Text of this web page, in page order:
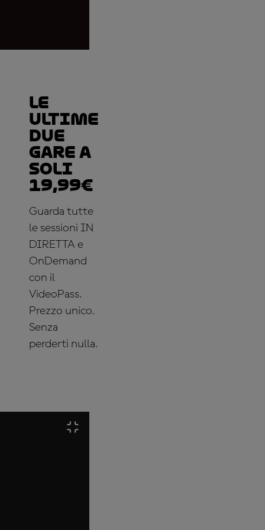
Le
ultime
due
gare a
soli
19,99€
Guarda tutte
le sessioni IN
DIRETTA e
OnDemand
con il
VideoPass.
Prezzo unico.
Senza
perderti nulla.